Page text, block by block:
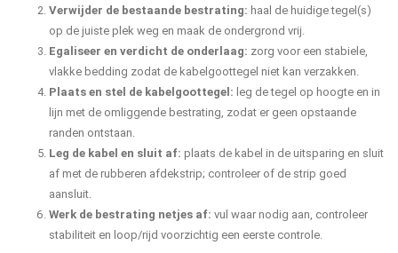
Verwijder de bestaande bestrating: haal de huidige tegel(s)
op de juiste plek weg en maak de ondergrond vrij.
Egaliseer en verdicht de onderlaag: zorg voor een stabiele,
vlakke bedding zodat de kabelgoottegel niet kan verzakken.
Plaats en stel de kabelgoottegel: leg de tegel op hoogte en in
lijn met de omliggende bestrating, zodat er geen opstaande
randen ontstaan.
Leg de kabel en sluit af: plaats de kabel in de uitsparing en sluit
af met de rubberen afdekstrip; controleer of de strip goed
aansluit.
Werk de bestrating netjes af: vul waar nodig aan, controleer
stabiliteit en loop/rijd voorzichtig een eerste controle.